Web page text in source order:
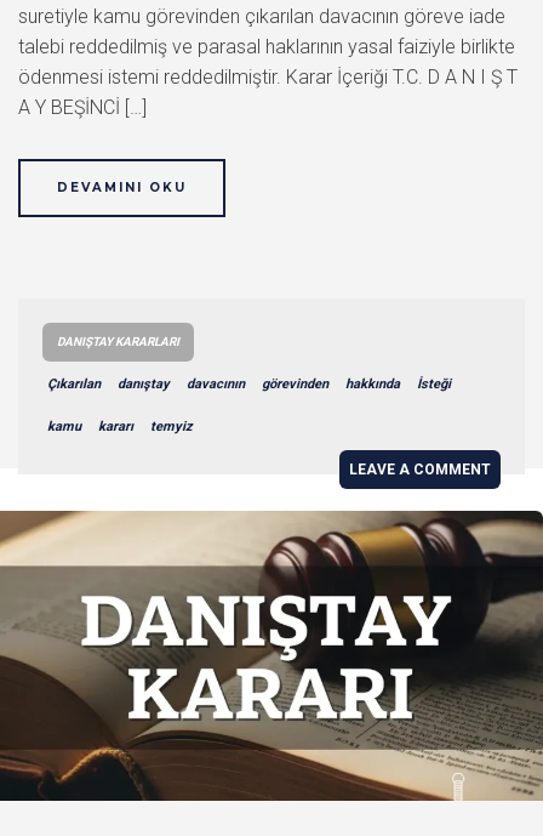
suretiyle kamu görevinden çıkarılan davacının göreve iade
talebi reddedilmiş ve parasal haklarının yasal faiziyle birlikte
ödenmesi istemi reddedilmiştir. Karar İçeriği T.C. D A N I Ş T
A Y BEŞİNCİ […]
DEVAMINI OKU
DANIŞTAY KARARLARI
Çıkarılan danıştay davacının görevinden hakkında İsteği
kamu kararı temyiz
LEAVE A COMMENT